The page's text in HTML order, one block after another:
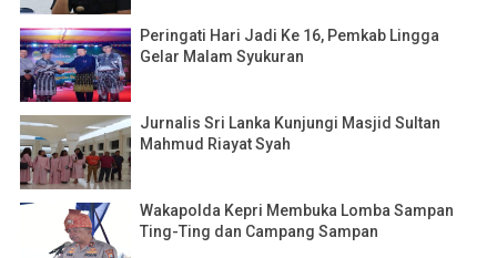
Peringati Hari Jadi Ke 16, Pemkab Lingga
Gelar Malam Syukuran
Jurnalis Sri Lanka Kunjungi Masjid Sultan
Mahmud Riayat Syah
Wakapolda Kepri Membuka Lomba Sampan
Ting-Ting dan Campang Sampan